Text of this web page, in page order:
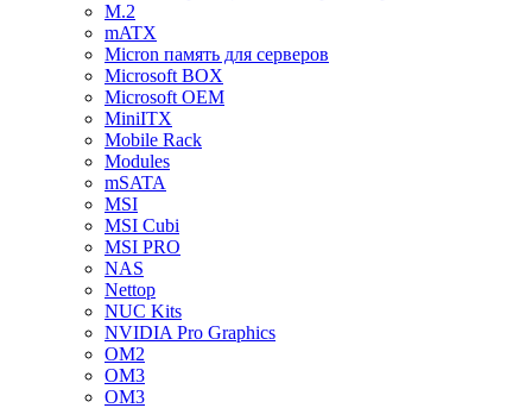
M.2
mATX
Micron память для серверов
Microsoft BOX
Microsoft OEM
MiniITX
Mobile Rack
Modules
mSATA
MSI
MSI Cubi
MSI PRO
NAS
Nettop
NUC Kits
NVIDIA Pro Graphics
OM2
OM3
OM3